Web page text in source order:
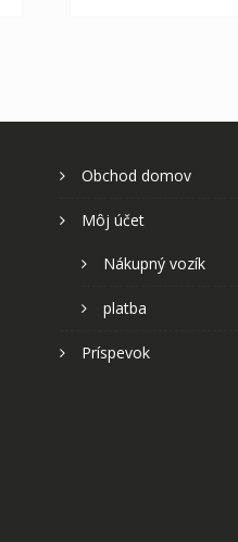
Obchod domov
Môj účet
Nákupný vozík
platba
Príspevok